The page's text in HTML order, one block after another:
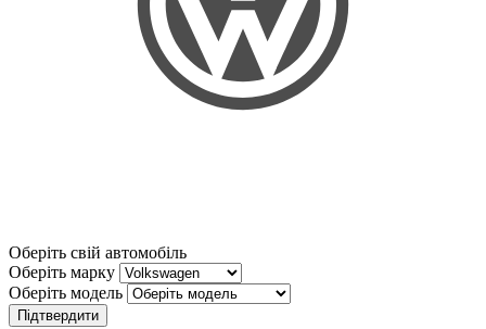
Оберіть свій автомобіль
Оберіть марку
Оберіть модель
Підтвердити